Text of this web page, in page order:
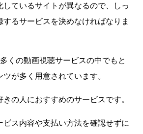
しているサイトが異なるので、しっ
るサービスを決めなければなりま
くの動画視聴サービスの中でもと
ツが多く用意されています。
の人におすすめのサービスです。
ビス内容や支払い方法を確認せずに